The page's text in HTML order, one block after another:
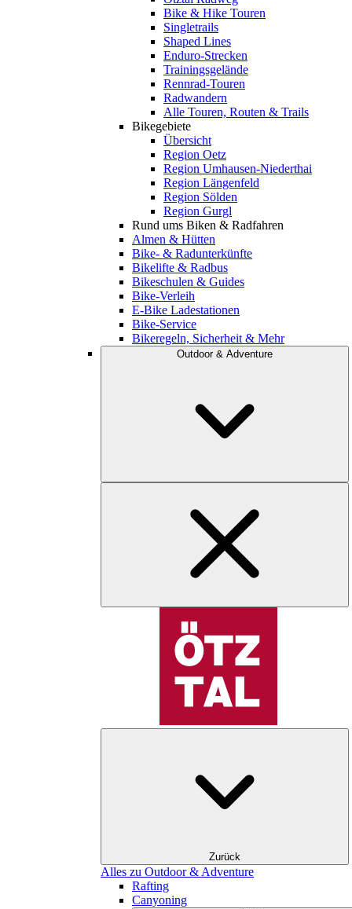
Bike & Hike Touren
Singletrails
Shaped Lines
Enduro-Strecken
Trainingsgelände
Rennrad-Touren
Radwandern
Alle Touren, Routen & Trails
Bikegebiete
Übersicht
Region Oetz
Region Umhausen-Niederthai
Region Längenfeld
Region Sölden
Region Gurgl
Rund ums Biken & Radfahren
Almen & Hütten
Bike- & Radunterkünfte
Bikelifte & Radbus
Bikeschulen & Guides
Bike-Verleih
E-Bike Ladestationen
Bike-Service
Bikeregeln, Sicherheit & Mehr
Outdoor & Adventure
Zurück
Alles zu Outdoor & Adventure
Rafting
Canyoning